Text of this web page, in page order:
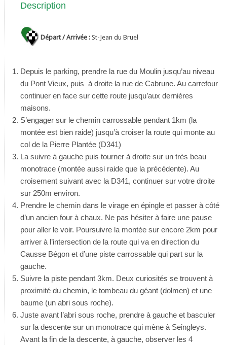
Description
Départ / Arrivée : St-Jean du Bruel
Depuis le parking, prendre la rue du Moulin jusqu’au niveau
du Pont Vieux, puis à droite la rue de Cabrune. Au carrefour
continuer en face sur cette route jusqu’aux dernières
maisons.
S’engager sur le chemin carrossable pendant 1km (la
montée est bien raide) jusqu’à croiser la route qui monte au
col de la Pierre Plantée (D341)
La suivre à gauche puis tourner à droite sur un très beau
monotrace (montée aussi raide que la précédente). Au
croisement suivant avec la D341, continuer sur votre droite
sur 250m environ.
Prendre le chemin dans le virage en épingle et passer à côté
d’un ancien four à chaux. Ne pas hésiter à faire une pause
pour aller le voir. Poursuivre la montée sur encore 2km pour
arriver à l’intersection de la route qui va en direction du
Causse Bégon et d’une piste carrossable qui part sur la
gauche.
Suivre la piste pendant 3km. Deux curiosités se trouvent à
proximité du chemin, le tombeau du géant (dolmen) et une
baume (un abri sous roche).
Juste avant l’abri sous roche, prendre à gauche et basculer
sur la descente sur un monotrace qui mène à Seingleys.
Avant la fin de la descente, à gauche, observer les 4